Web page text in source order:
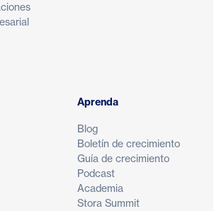
Aprenda
Blog
Boletín de crecimiento
Guía de crecimiento
Podcast
Academia
Stora Summit